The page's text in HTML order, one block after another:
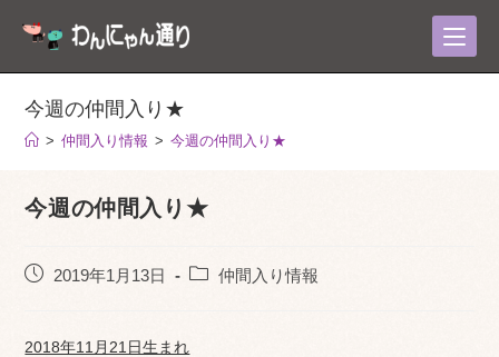
今週の仲間入り★
> 仲間入り情報 > 今週の仲間入り★
今週の仲間入り★
投
開
2019年1月13日
投
仲間入り情報
2018年11月21日生まれ